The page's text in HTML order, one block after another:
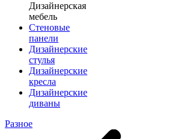
Дизайнерская
мебель
Стеновые
панели
Дизайнерские
стулья
Дизайнерские
кресла
Дизайнерские
диваны
Разное